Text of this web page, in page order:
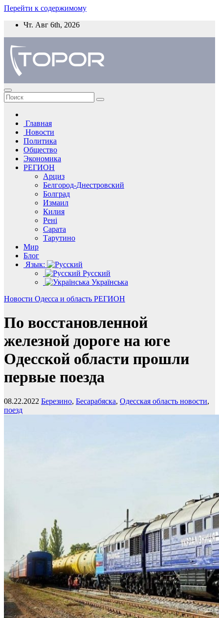
Перейти к содержимому
Чт. Авг 6th, 2026
Главная
Новости
Политика
Общество
Экономика
РЕГИОН
Арциз
Белгород-Днестровский
Болград
Измаил
Килия
Рені
Сарата
Тарутино
Мир
Блог
Язык:
Русский
Українська
Новости Одесса и область РЕГИОН
По восстановленной
железной дороге на юге
Одесской области прошли
первые поезда
08.22.2022 Березино, Бесарабяска, Одесская область новости,
поезд